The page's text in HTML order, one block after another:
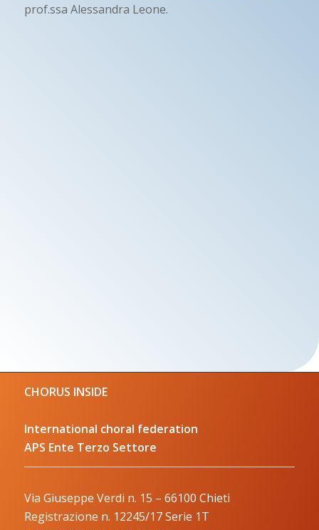
prof.ssa Alessandra Leone.
CHORUS INSIDE
International choral federation
APS Ente Terzo Settore
Via Giuseppe Verdi n. 15 – 66100 Chieti
Registrazione n. 12245/17 Serie 1T